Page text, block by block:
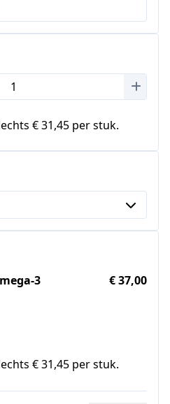
€ 31,45 per stuk.
3
€ 37,00
€ 31,45 per stuk.